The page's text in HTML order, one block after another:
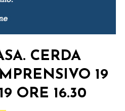
CERDA
19
ORE 16.30